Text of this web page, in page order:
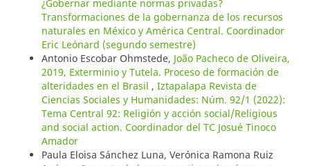
¿Gobernar mediante normas privadas?
Transformaciones de la gobernanza de los recursos
naturales en México y América Central. Coordinador
Eric Leónard (segundo semestre)
Antonio Escobar Ohmstede, João Pacheco de Oliveira,
2019, Exterminio y Tutela. Proceso de formación de
alteridades en el Brasil , Iztapalapa Revista de
Ciencias Sociales y Humanidades: Núm. 92/1 (2022):
Tema Central 92: Religión y acción social/Religious
and social action. Coordinador del TC Josué Tinoco
Amador
Paula Eloisa Sánchez Luna, Verónica Ramona Ruiz